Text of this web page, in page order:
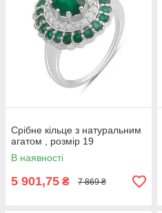
Срібне кільце з натуральним
агатом , розмір 19
В наявності
5 901,75 ₴ 7 869 ₴